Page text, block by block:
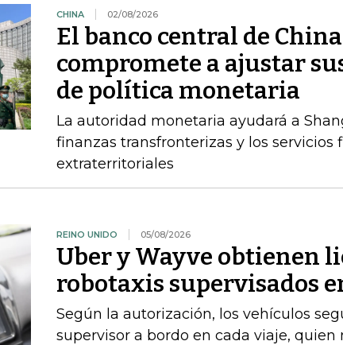
CHINA 02/08/2026
El banco central de
compromete a ajustar
de política monetaria
La autoridad monetaria ayudará a
finanzas transfronterizas y los servicios
extraterritoriales
REINO UNIDO 05/08/2026
Uber y Wayve obtienen
robotaxis supervisados
Según la autorización, los vehículos
supervisor a bordo en cada viaje, quien